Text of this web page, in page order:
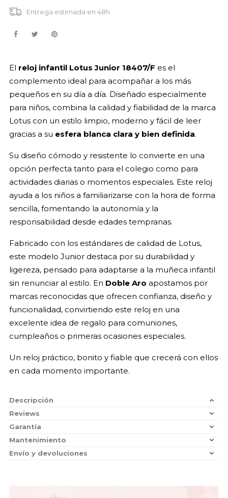
Entrega estimada en 48h
El reloj infantil Lotus Junior 18407/F es el
complemento ideal para acompañar a los más
pequeños en su día a día. Diseñado especialmente
para niños, combina la calidad y fiabilidad de la marca
Lotus con un estilo limpio, moderno y fácil de leer
gracias a su esfera blanca clara y bien definida.
Su diseño cómodo y resistente lo convierte en una
opción perfecta tanto para el colegio como para
actividades diarias o momentos especiales. Este reloj
ayuda a los niños a familiarizarse con la hora de forma
sencilla, fomentando la autonomía y la
responsabilidad desde edades tempranas.
Fabricado con los estándares de calidad de Lotus,
este modelo Junior destaca por su durabilidad y
ligereza, pensado para adaptarse a la muñeca infantil
sin renunciar al estilo. En Doble Aro apostamos por
marcas reconocidas que ofrecen confianza, diseño y
funcionalidad, convirtiendo este reloj en una
excelente idea de regalo para comuniones,
cumpleaños o primeras ocasiones especiales.
Un reloj práctico, bonito y fiable que crecerá con ellos
en cada momento importante.
Descripción
Reviews
Garantía
Mantenimiento
Envío y devoluciones